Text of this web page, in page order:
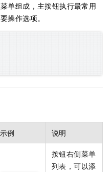
单组成，主按钮执行最常用
操作选项。
示例 说明
按钮右侧菜单
列表，可以添